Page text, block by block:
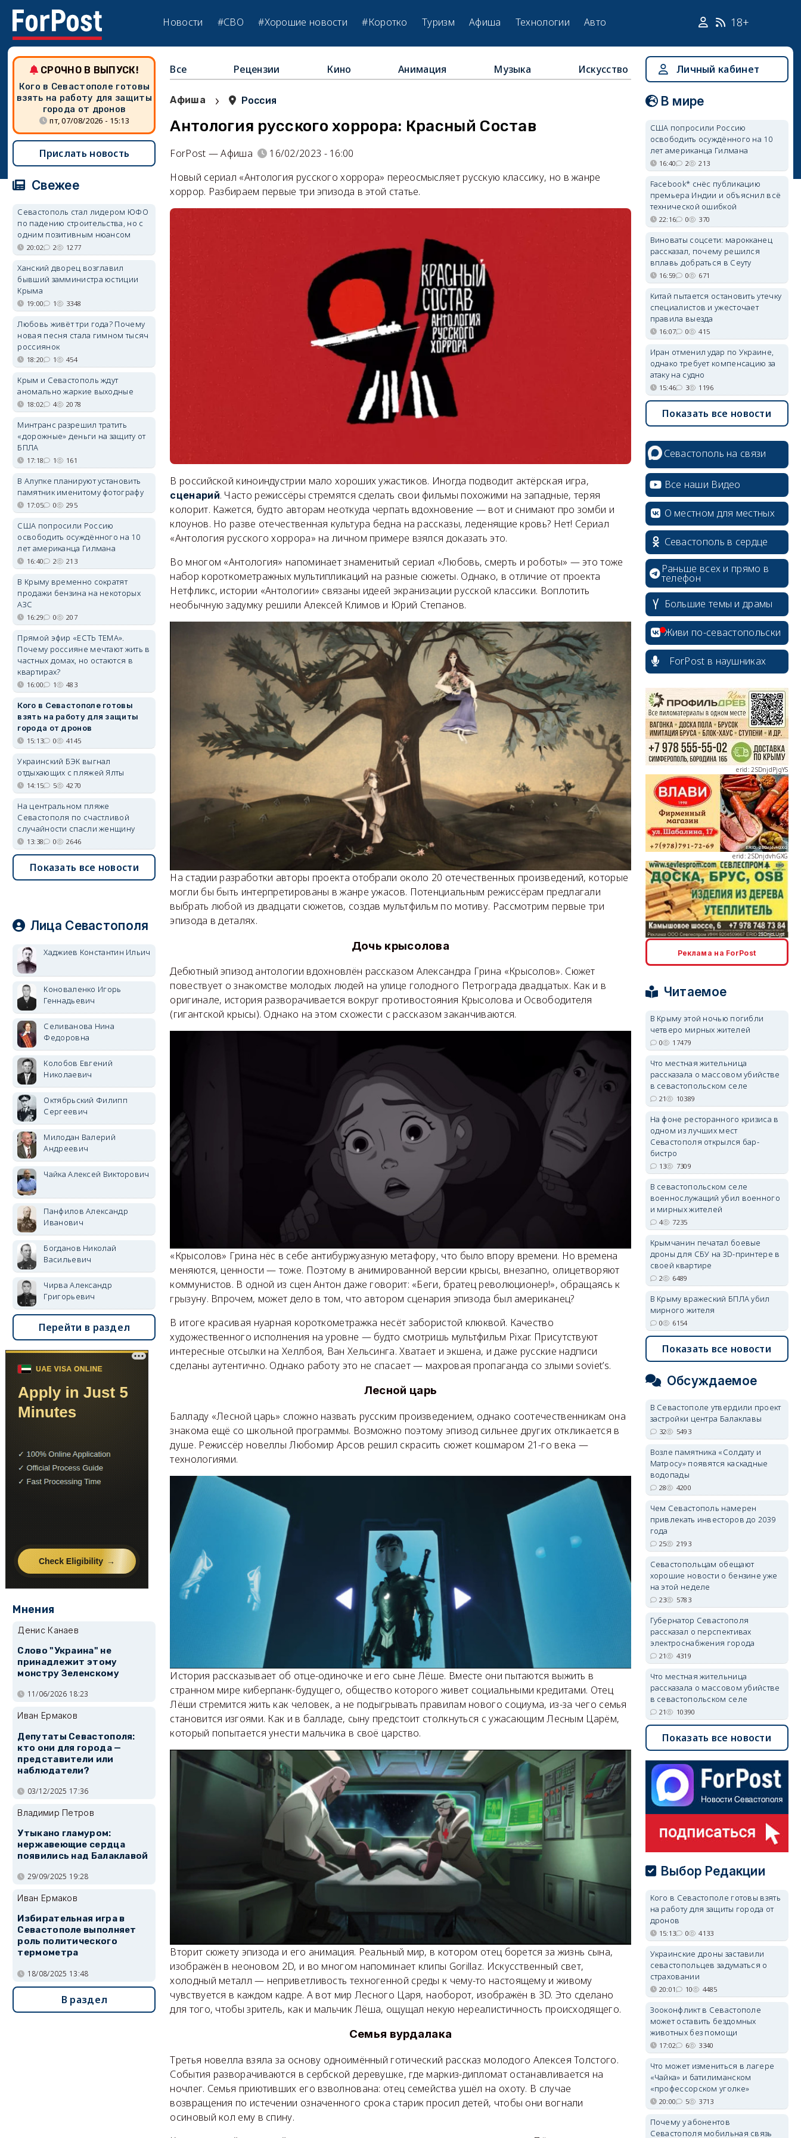
Новости #СВО #Хорошие новости #Коротко Туризм Афиша Технологии Авто 18+
Все Рецензии Кино Анимация Музыка Искусство
Афиша › Россия
Антология русского хоррора: Красный Состав
ForPost — Афиша
16/02/2023 - 16:00
Новый сериал «Антология русского хоррора» переосмысляет русскую классику, но в жанре
хоррор. Разбираем первые три эпизода в этой статье.
В российской киноиндустрии мало хороших ужастиков. Иногда подводит актёрская игра,
сценарий. Часто режиссёры стремятся сделать свои фильмы похожими на западные, теряя
колорит. Кажется, будто авторам неоткуда черпать вдохновение — вот и снимают про зомби и
клоунов. Но разве отечественная культура бедна на рассказы, леденящие кровь? Нет! Сериал
«Антология русского хоррора» на личном примере взялся доказать это.
Во многом «Антология» напоминает знаменитый сериал «Любовь, смерть и роботы» — это тоже
набор короткометражных мультипликаций на разные сюжеты. Однако, в отличие от проекта
Нетфликс, истории «Антологии» связаны идеей экранизации русской классики. Воплотить
необычную задумку решили Алексей Климов и Юрий Степанов.
На стадии разработки авторы проекта отобрали около 20 отечественных произведений, которые
могли бы быть интерпретированы в жанре ужасов. Потенциальным режиссёрам предлагали
выбрать любой из двадцати сюжетов, создав мультфильм по мотиву. Рассмотрим первые три
эпизода в деталях.
Дочь крысолова
Дебютный эпизод антологии вдохновлён рассказом Александра Грина «Крысолов». Сюжет
повествует о знакомстве молодых людей на улице голодного Петрограда двадцатых. Как и в
оригинале, история разворачивается вокруг противостояния Крысолова и Освободителя
(гигантской крысы). Однако на этом схожести с рассказом заканчиваются.
«Крысолов» Грина нёс в себе антибуржуазную метафору, что было впору времени. Но времена
меняются, ценности — тоже. Поэтому в анимированной версии крысы, внезапно, олицетворяют
коммунистов. В одной из сцен Антон даже говорит: «Беги, братец революционер!», обращаясь к
грызуну. Впрочем, может дело в том, что автором сценария эпизода был американец?
В итоге красивая нуарная короткометражка несёт забористой клюквой. Качество
художественного исполнения на уровне — будто смотришь мультфильм Pixar. Присутствуют
интересные отсылки на Хеллбоя, Ван Хельсинга. Хватает и экшена, и даже русские надписи
сделаны аутентично. Однако работу это не спасает — махровая пропаганда со злыми soviet’s.
Лесной царь
Балладу «Лесной царь» сложно назвать русским произведением, однако соотечественникам она
знакома ещё со школьной программы. Возможно поэтому эпизод сильнее других откликается в
душе. Режиссёр новеллы Любомир Арсов решил скрасить сюжет кошмаром 21-го века —
технологиями.
История рассказывает об отце-одиночке и его сыне Лёше. Вместе они пытаются выжить в
странном мире киберпанк-будущего, общество которого живет социальными кредитами. Отец
Лёши стремится жить как человек, а не подыгрывать правилам нового социума, из-за чего семья
становится изгоями. Как и в балладе, сыну предстоит столкнуться с ужасающим Лесным Царём,
который попытается унести мальчика в своё царство.
Вторит сюжету эпизода и его анимация. Реальный мир, в котором отец борется за жизнь сына,
изображён в неоновом 2D, и во многом напоминает клипы Gorillaz. Искусственный свет,
холодный металл — неприветливость техногенной среды к чему-то настоящему и живому
чувствуется в каждом кадре. А вот мир Лесного Царя, наоборот, изображён в 3D. Это сделано
для того, чтобы зритель, как и мальчик Лёша, ощущал некую нереалистичность происходящего.
Семья вурдалака
Третья новелла взяла за основу одноимённый готический рассказ молодого Алексея Толстого.
События разворачиваются в сербской деревушке, где маркиз-дипломат останавливается на
ночлег. Семья приютивших его взволнована: отец семейства ушёл на охоту. В случае
возвращения по истечении означенного срока старик просил детей, чтобы они вогнали
осиновый кол ему в спину.
СРОЧНО В ВЫПУСК!
Кого в Севастополе готовы
взять на работу для защиты
города от дронов
пт, 07/08/2026 - 15:13
Прислать новость
Свежее
Севастополь стал лидером ЮФО
по падению строительства, но с
одним позитивным нюансом
20:02 2 1277
Ханский дворец возглавил
бывший замминистра юстиции
Крыма
19:00 1 3348
Любовь живёт три года? Почему
новая песня стала гимном тысяч
россиянок
18:20 1 454
Крым и Севастополь ждут
аномально жаркие выходные
18:02 4 2078
Минтранс разрешил тратить
«дорожные» деньги на защиту от
БПЛА
17:18 1 161
В Алупке планируют установить
памятник именитому фотографу
17:05 0 295
США попросили Россию
освободить осуждённого на 10
лет американца Гилмана
16:40 2 213
В Крыму временно сократят
продажи бензина на некоторых
АЗС
16:29 0 207
Прямой эфир «ЕСТЬ ТЕМА».
Почему россияне мечтают жить в
частных домах, но остаются в
квартирах?
16:00 1 483
Кого в Севастополе готовы
взять на работу для защиты
города от дронов
15:13 0 4145
Украинский БЭК выгнал
отдыхающих с пляжей Ялты
14:15 5 4270
На центральном пляже
Севастополя по счастливой
случайности спасли женщину
13:38 0 2646
Показать все новости
Лица Севастополя
Хаджиев Константин Ильич
Коноваленко Игорь
Геннадьевич
Селиванова Нина
Федоровна
Колобов Евгений
Николаевич
Октябрьский Филипп
Сергеевич
Милодан Валерий
Андреевич
Чайка Алексей Викторович
Панфилов Александр
Иванович
Богданов Николай
Васильевич
Чирва Александр
Григорьевич
Перейти в раздел
Мнения
Денис Канаев
Слово "Украина" не
принадлежит этому
монстру Зеленскому
11/06/2026 18:23
Иван Ермаков
Депутаты Севастополя:
кто они для города —
представители или
наблюдатели?
03/12/2025 17:36
Владимир Петров
Утыкано гламуром:
нержавеющие сердца
появились над Балаклавой
29/09/2025 19:28
Иван Ермаков
Избирательная игра в
Севастополе выполняет
роль политического
термометра
18/08/2025 13:48
В раздел
Личный кабинет
В мире
США попросили Россию
освободить осуждённого на 10
лет американца Гилмана
16:40 2 213
Facebook* снёс публикацию
премьера Индии и объяснил всё
технической ошибкой
22:16 0 370
Виноваты соцсети: марокканец
рассказал, почему решился
вплавь добраться в Сеуту
16:59 0 671
Китай пытается остановить утечку
специалистов и ужесточает
правила выезда
16:07 0 415
Иран отменил удар по Украине,
однако требует компенсацию за
атаку на судно
15:46 3 1196
Показать все новости
Севастополь на связи
Все наши Видео
О местном для местных
Севастополь в сердце
Раньше всех и прямо в
телефон
Большие темы и драмы
Живи по-севастопольски
ForPost в наушниках
erid: 2SDnjcrDNw6
erid: 2SDnjdPjgYS
erid: 2SDnjdvhGXG
erid: 2SDnjcLUypt
Реклама на ForPost
Читаемое
В Крыму этой ночью погибли
четверо мирных жителей
0 17479
Что местная жительница
рассказала о массовом убийстве
в севастопольском селе
21 10389
На фоне ресторанного кризиса в
одном из лучших мест
Севастополя открылся бар-
бистро
13 7309
В севастопольском селе
военнослужащий убил военного
и мирных жителей
4 7235
Крымчанин печатал боевые
дроны для СБУ на 3D-принтере в
своей квартире
2 6489
В Крыму вражеский БПЛА убил
мирного жителя
0 6154
Показать все новости
Обсуждаемое
В Севастополе утвердили проект
застройки центра Балаклавы
32 5493
Возле памятника «Солдату и
Матросу» появятся каскадные
водопады
28 4200
Чем Севастополь намерен
привлекать инвесторов до 2039
года
25 2193
Севастопольцам обещают
хорошие новости о бензине уже
на этой неделе
23 5783
Губернатор Севастополя
рассказал о перспективах
электроснабжения города
21 4319
Что местная жительница
рассказала о массовом убийстве
в севастопольском селе
21 10390
Показать все новости
Выбор Редакции
Кого в Севастополе готовы взять
на работу для защиты города от
дронов
15:13 0 4133
Украинские дроны заставили
севастопольцев задуматься о
страховании
20:01 10 4485
Зооконфликт в Севастополе
может оставить бездомных
животных без помощи
17:02 6 3340
Что может измениться в лагере
«Чайка» и батилиманском
«профессорском уголке»
20:00 5 3713
Почему у абонентов
Севастополя мобильная связь